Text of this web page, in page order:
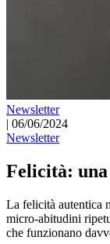
Newsletter
| 06/06/2024
Newsletter
Felicità:
La felicità autentica
micro-abitudini
che funzionano